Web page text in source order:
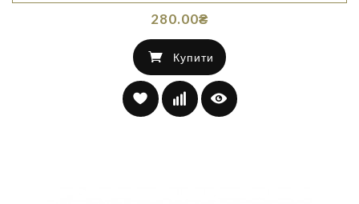
280.00₴
Купити